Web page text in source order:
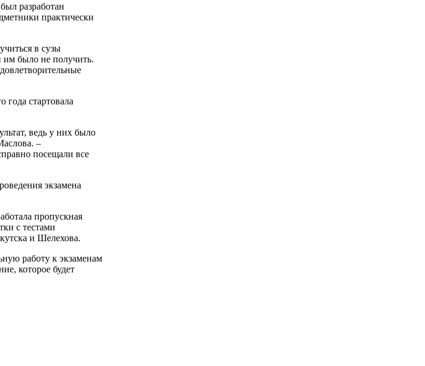
разработан
практически
в сузы
им было не получить.
стартовала
ведь у них было
–
посещали все
экзамена
пропускная
с тестами
и Шелехова.
работу к экзаменам
которое будет